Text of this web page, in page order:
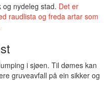
nydeleg stad. Det er
raudlista og freda artar som
i sjøen. Til dømes kan
gruveavfall på ein sikker og